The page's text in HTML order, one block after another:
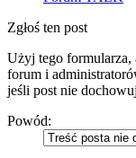
Zgłoś ten post
Użyj tego formularza,
forum i
jeśli post nie
Powód: